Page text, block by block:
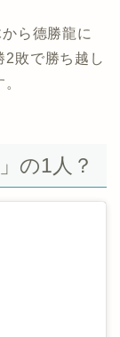
ら德勝龍に
2敗で勝ち越し
の1人？